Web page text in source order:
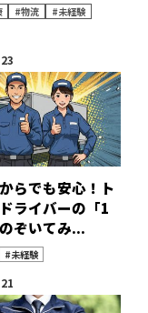
#物流 #未経験
らでも安心！ト
ライバーの「1
ぞいてみ...
#未経験